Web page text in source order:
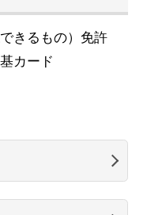
きるもの）免許
カード